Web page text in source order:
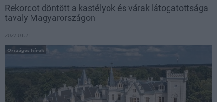
Rekordot döntött a kastélyok és várak látogatottsága
tavaly Magyarországon
2022.01.21
Országos hírek